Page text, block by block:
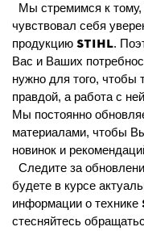
Мы стремимся к
чувствовал себя
продукцию STIHL.
Вас и Ваших
нужно для того, чтобы
правдой, а работа с
Мы постоянно
материалами, чтобы
новинок и
Следите за
будете в курсе
информации о технике
стесняйтесь